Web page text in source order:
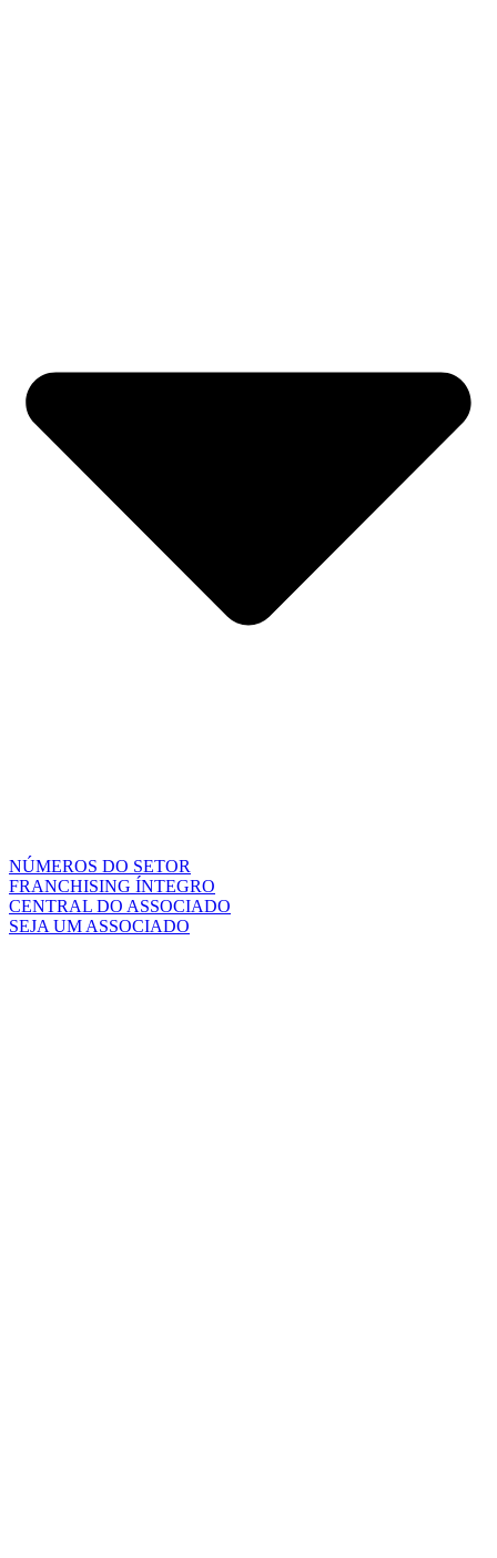
NÚMEROS DO SETOR
FRANCHISING ÍNTEGRO
CENTRAL DO ASSOCIADO
SEJA UM ASSOCIADO